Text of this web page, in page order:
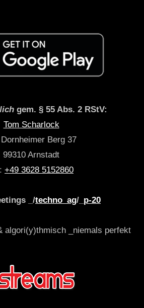
gem. § 55 Abs. 2 RStV:
Tom Scharlock
Berg 37
99310 Arnstadt
+49 3628 5152860
_/techno_ag/_ p-20
algori(y)thmisch _niemals perfekt